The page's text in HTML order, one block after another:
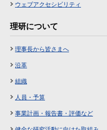
ウェブアクセシビリティ
理研について
理事長から皆さまへ
沿革
組織
人員・予算
事業計画・報告書・評価など